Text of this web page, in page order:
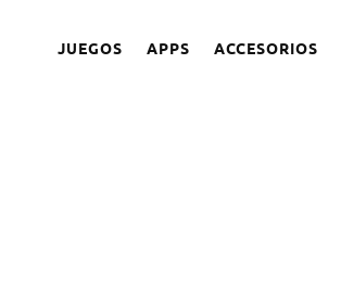
JUEGOS APPS ACCESORIOS